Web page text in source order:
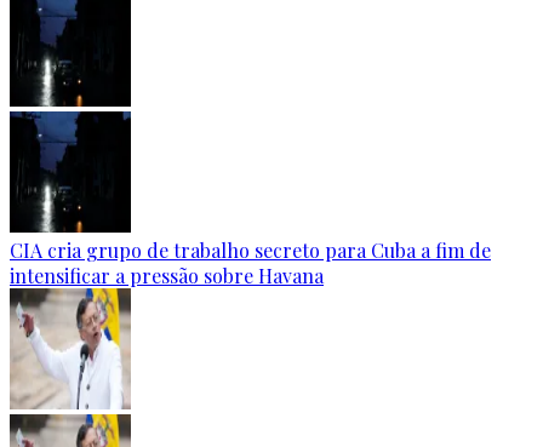
CIA cria grupo de trabalho secreto para Cuba a fim de
intensificar a pressão sobre Havana